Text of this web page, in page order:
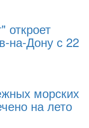
откроет
на-Дону с 22
морских
на лето